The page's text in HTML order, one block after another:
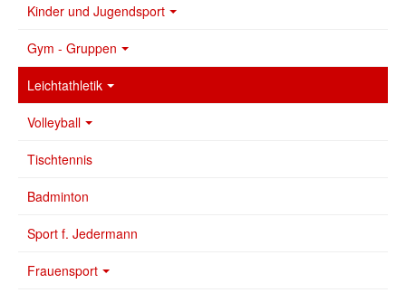
Kinder und Jugendsport
Gym - Gruppen
Leichtathletik
Volleyball
Tischtennis
Badminton
Sport f. Jedermann
Frauensport